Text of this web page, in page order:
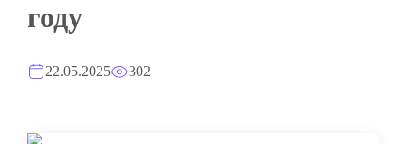
году
22.05.2025 302